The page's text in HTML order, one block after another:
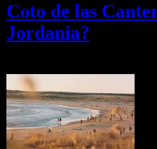
Coto de las
Jordania?